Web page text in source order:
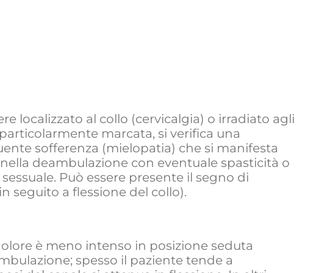
localizzato al collo (cervicalgia) o irradiato agli
marcata, si verifica una
sofferenza (mielopatia) che si manifesta
deambulazione con eventuale spasticità o
Può essere presente il segno di
seguito a flessione del collo).
è meno intenso in posizione seduta
spesso il paziente tende a